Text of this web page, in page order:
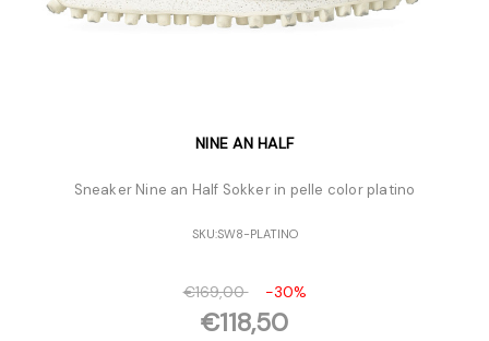
NINE AN HALF
Sneaker Nine an Half Sokker in pelle color platino
SKU:SW8-PLATINO
€169,00 -30%
€118,50